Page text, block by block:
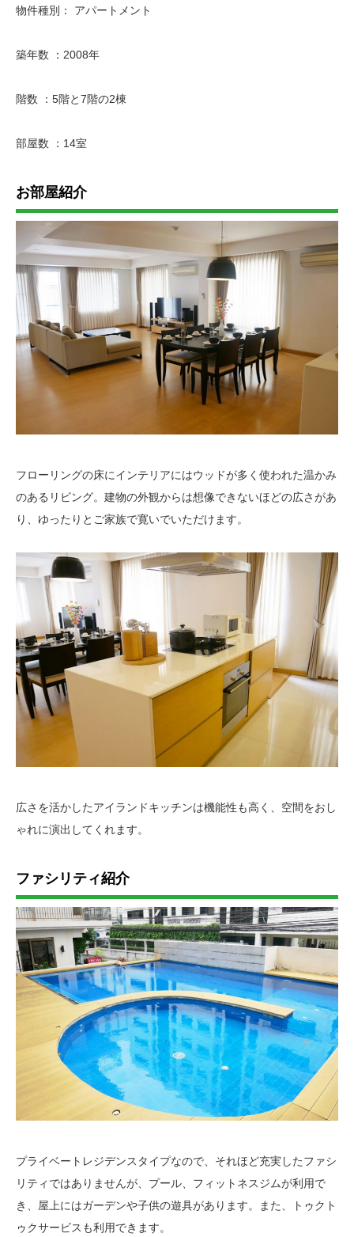
物件種別： アパートメント
築年数 ：2008年
階数 ：5階と7階の2棟
部屋数 ：14室
お部屋紹介
フローリングの床にインテリアにはウッドが多く使われた温かみ
のあるリビング。建物の外観からは想像できないほどの広さがあ
り、ゆったりとご家族で寛いでいただけます。
広さを活かしたアイランドキッチンは機能性も高く、空間をおし
ゃれに演出してくれます。
ファシリティ紹介
プライベートレジデンスタイプなので、それほど充実したファシ
リティではありませんが、プール、フィットネスジムが利用で
き、屋上にはガーデンや子供の遊具があります。また、トゥクト
ゥクサービスも利用できます。